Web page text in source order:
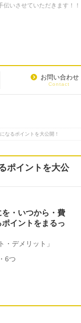
いさせていただきます！！
お問い合わせ
Contact
なるポイントを大公開！
ポイントを大公
・いつから・費
イントをまるっ
・デメリット」
6つ